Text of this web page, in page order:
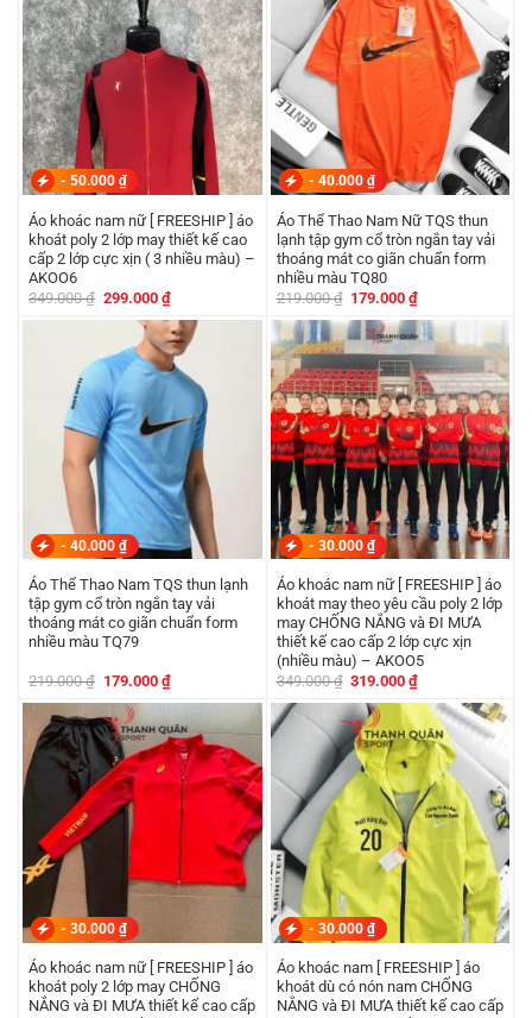
- 50.000 ₫
Áo khoác nam nữ [ FREESHIP ] áo
khoát poly 2 lớp may thiết kế cao
cấp 2 lớp cực xịn ( 3 nhiều màu) –
AKOO6
349.000₫ Giá
là:
349.000 ₫.
299.000 ₫Giá
hiện
tại
là:
299.000 ₫.
- 40.000 ₫
Áo Thể Thao Nam Nữ TQS thun
lạnh tập gym cổ tròn ngắn tay vải
thoáng mát co giãn chuẩn form
nhiều màu TQ80
219.000₫ Giá
là:
219.000 ₫.
179.000₫Giá
tại
là:
179.000 ₫.
- 40.000 ₫
Áo Thể Thao Nam TQS thun lạnh
tập gym cổ tròn ngắn tay vải
thoáng mát co giãn chuẩn form
nhiều màu TQ79
219.000₫ Giá
là:
219.000 ₫.
179.000 ₫Giá
hiện
tại
là:
179.000 ₫.
- 30.000 ₫
Áo khoác nam nữ [ FREESHIP ] áo
khoát may theo yêu cầu poly 2 lớp
may CHỐNG NẮNG và ĐI MƯA
thiết kế cao cấp 2 lớp cực xịn
(nhiều màu) – AKOO5
349.000₫ Giá
là:
349.000 ₫.
319.000₫Giá
tại
319.000 ₫.
- 30.000 ₫
Áo khoác nam nữ [ FREESHIP ] áo
khoát poly 2 lớp may CHỐNG
NẮNG và ĐI MƯA thiết kế cao cấp
- 30.000 ₫
Áo khoác nam [ FREESHIP ] áo
khoát dù có nón nam CHỐNG
NẮNG và ĐI MƯA thiết kế cao cấp